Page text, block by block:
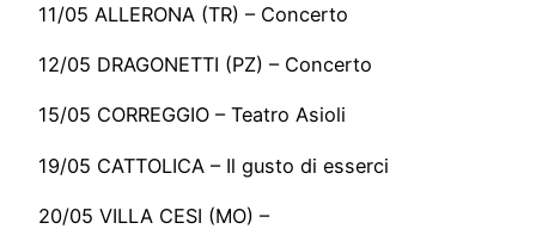
11/05 ALLERONA (TR) – Concerto
12/05 DRAGONETTI (PZ) – Concerto
15/05 CORREGGIO – Teatro Asioli
19/05 CATTOLICA – Il gusto di esserci
20/05 VILLA CESI (MO) –